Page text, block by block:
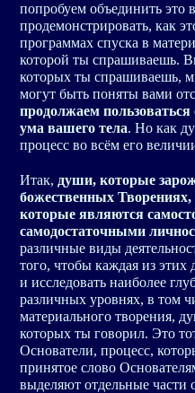
попробуем объединить это
продемонстрировать, как
программах спуска в
которой ты спрашиваешь.
которых ты спрашиваешь,
могут быть поняты вами
продолжаем
ума вашего тела. Но как
процесс во всём его
Итак, души, которые
божественных
которые являются
самодостаточными
различные виды
того, чтобы каждая из этих
и исследовать наиболее
различных уровнях, в том
материального творения,
которых ты говорил. Это
Основатели, процесс,
принятое слово
выделяют отдельные части